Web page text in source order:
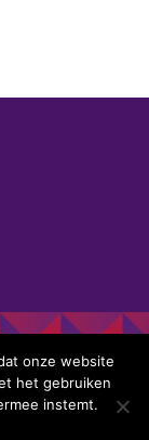
|
onze website
het gebruiken
instemt.